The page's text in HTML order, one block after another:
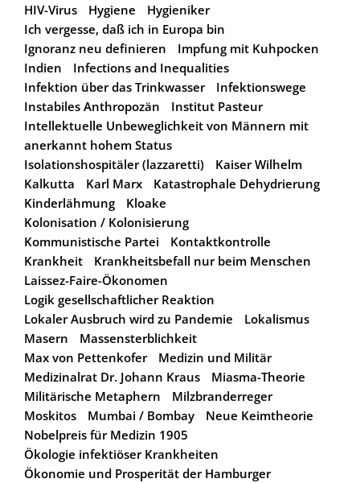
HIV-Virus
Hygiene
Hygieniker
Ich vergesse, daß ich in Europa bin
Ignoranz neu definieren
Impfung mit Kuhpocken
Indien
Infections and Inequalities
Infektion über das Trinkwasser
Infektionswege
Instabiles Anthropozän
Institut Pasteur
Intellektuelle Unbeweglichkeit von Männern mit
anerkannt hohem Status
Isolationshospitäler (lazzaretti)
Kaiser Wilhelm
Kalkutta
Karl Marx
Katastrophale Dehydrierung
Kinderlähmung
Kloake
Kolonisation / Kolonisierung
Kommunistische Partei
Kontaktkontrolle
Krankheit
Krankheitsbefall nur beim Menschen
Laissez-Faire-Ökonomen
Logik gesellschaftlicher Reaktion
Lokaler Ausbruch wird zu Pandemie
Lokalismus
Masern
Massensterblichkeit
Max von Pettenkofer
Medizin und Militär
Medizinalrat Dr. Johann Kraus
Miasma-Theorie
Militärische Metaphern
Milzbranderreger
Moskitos
Mumbai / Bombay
Neue Keimtheorie
Nobelpreis für Medizin 1905
Ökologie infektiöser Krankheiten
Ökonomie und Prosperität der Hamburger